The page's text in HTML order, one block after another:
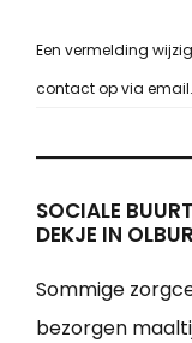
Een vermelding
contact op via email.
SOCIALE
DEKJE IN
Sommige
bezorgen